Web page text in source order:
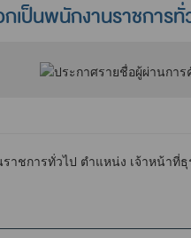
ป็นพนักงานราชการทั่
าชการทั่วไป ตำแหน่ง เจ้าหน้าที่ธุ